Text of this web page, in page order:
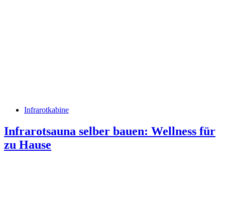
Infrarotkabine
Infrarotsauna selber bauen: Wellness für
zu Hause